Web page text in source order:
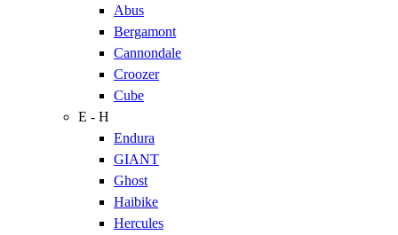
Abus
Bergamont
Cannondale
Croozer
Cube
E - H
Endura
GIANT
Ghost
Haibike
Hercules